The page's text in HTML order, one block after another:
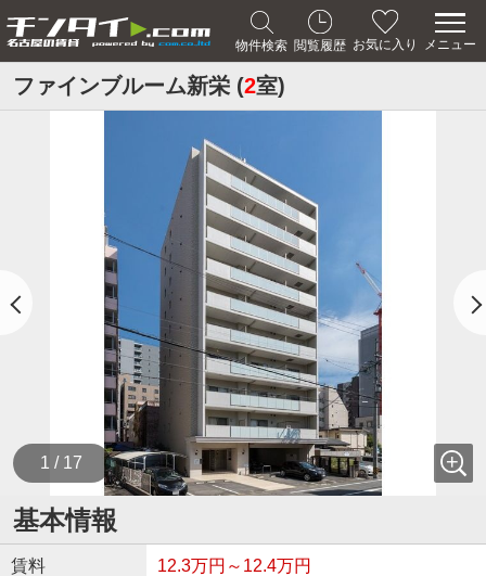
物件検索 閲覧履歴 お気に入り メニュー
ファインブルーム新栄 (2室)
1 / 17
基本情報
賃料 12.3万円～12.4万円